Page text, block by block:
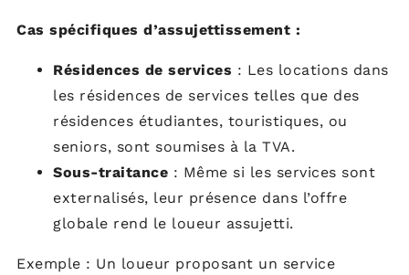
Cas spécifiques d’assujettissement :
Résidences de services : Les locations dans
les résidences de services telles que des
résidences étudiantes, touristiques, ou
seniors, sont soumises à la TVA.
Sous-traitance : Même si les services sont
externalisés, leur présence dans l’offre
globale rend le loueur assujetti.
Exemple : Un loueur proposant un service